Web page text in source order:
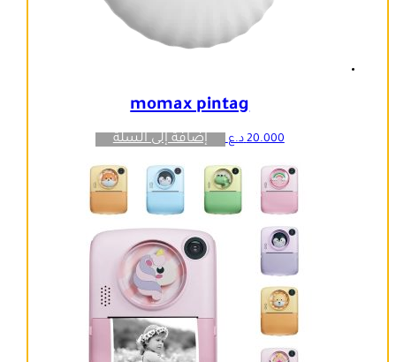
momax pintag
20.000 د.ع إضافة إلى السلة